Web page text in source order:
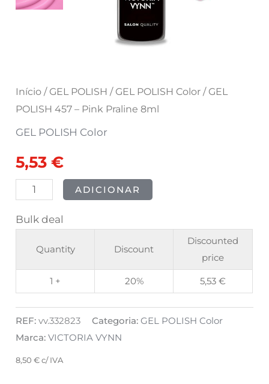
Início / GEL POLISH / GEL POLISH Color / GEL
POLISH 457 – Pink Praline 8ml
GEL POLISH Color
5,53€
8ml
ADICIONAR
Bulk deal
Quantity Discount
Discounted
price
1 + 20% 5,53€
REF:vv.332823 Categoria:GEL POLISH Color
Marca:VICTORIA VYNN
8,50€ c/ IVA